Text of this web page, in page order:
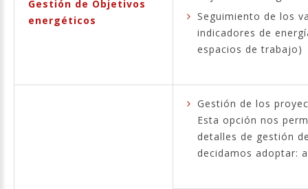
Gestión de Objetivos
energéticos
Seguimiento de los
indicadores de
espacios de trabajo)
Gestión de los
Esta opción nos
detalles de gestión
decidamos adoptar: